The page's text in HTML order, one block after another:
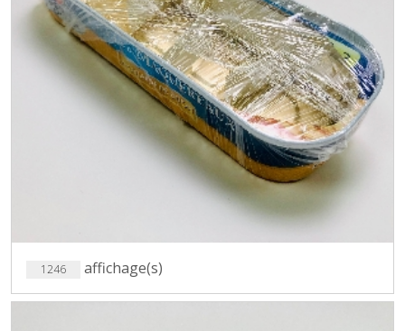
1246 affichage(s)